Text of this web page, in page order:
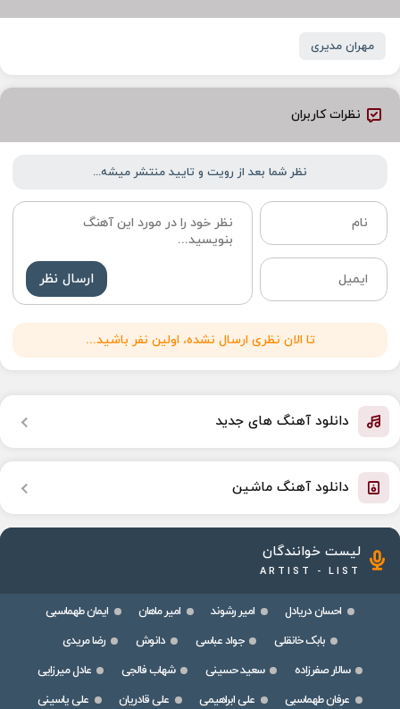
مهران مدیری
نظرات کاربران
نظر شما بعد از رویت و تایید منتشر میشه...
ارسال نظر
تا الان نظری ارسال نشده، اولین نفر باشید...
دانلود آهنگ های جدید
دانلود آهنگ ماشین
لیست خوانندگان
ARTIST - LIST
احسان دریادل امیر رشوند امیر ماهان
ایمان طهماسبی
بابک خانقلی
جواد عباسی دانوش
رضا مریدی
سالار صفرزاده
سعید حسینی شهاب فالجی
عادل میرزایی
عرفان طهماسبی
علی ابراهیمی علی قادریان
علی یاسینی